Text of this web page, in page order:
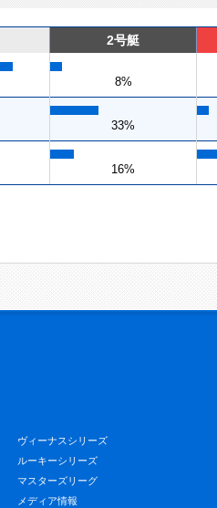
2号艇
8%
33%
16%
ヴィーナスシリーズ
ルーキーシリーズ
マスターズリーグ
メディア情報